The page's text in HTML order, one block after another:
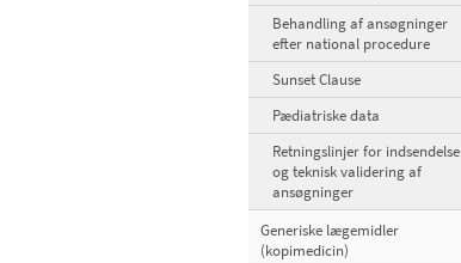
Behandling af ansøgninger
efter national procedure
Sunset Clause
Pædiatriske data
Retningslinjer for indsendelse
og teknisk validering af
ansøgninger
Generiske lægemidler
(kopimedicin)